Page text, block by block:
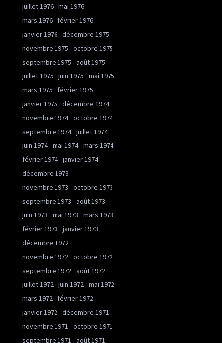
juillet 1976 mai 1976
mars 1976
février 1976
janvier 1976 décembre 1975
novembre 1975
octobre 1975
septembre 1975
août 1975
juillet 1975
juin 1975
mai 1975
mars 1975
février 1975
janvier 1975
décembre 1974
novembre 1974 octobre 1974
septembre 1974 juillet 1974
juin 1974 mai 1974 mars 1974
février 1974 janvier 1974
décembre 1973
novembre 1973
octobre 1973
septembre 1973
août 1973
juin 1973
mai 1973
mars 1973
février 1973
janvier 1973
décembre 1972
novembre 1972 octobre 1972
septembre 1972 août 1972
juillet 1972 juin 1972 mai 1972
mars 1972
février 1972
janvier 1972 décembre 1971
novembre 1971
octobre 1971
septembre 1971
août 1971